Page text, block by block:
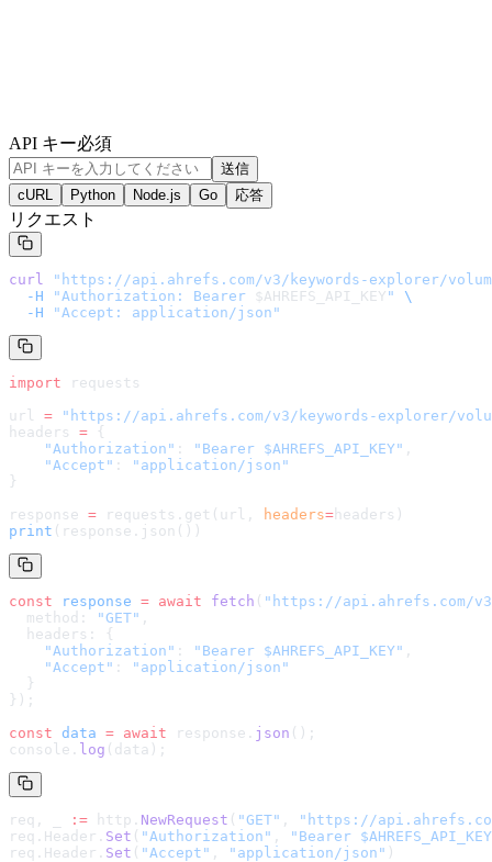
API キー必須
送信
cURL
Python Node.js Go 応答
リクエスト
curl " https://api.ahrefs.com/v3/keywords-explorer/
  -H
"Authorization: Bearer $AHREFS_API_KEY "
\
  -H
"Accept: application/json"
import requests
url = " https://api.ahrefs.com/v3/keywords-explorer/
headers = {
    "Authorization"
: "Bearer $AHREFS_API_KEY" ,
    "Accept"
:
"application/json"
}
response = requests.get(url, headers= headers )
print (response.json())
const response = await fetch ( " https://api.ahrefs.com/
  method:
"GET" ,
  headers: {
    "Authorization"
: "Bearer $AHREFS_API_KEY" ,
    "Accept"
:
"application/json"
  }
});
const data = await response. json ();
console. log (data);
req, _ := http. NewRequest ( "GET" , " https://
req.Header. Set ( "Authorization" ,
"Bearer
req.Header. Set ( "Accept" , "application/json" )